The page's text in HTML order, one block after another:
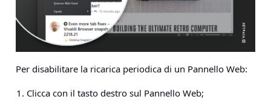
Per disabilitare la ricarica periodica di un Pannello Web:
Clicca con il tasto destro sul Pannello Web;